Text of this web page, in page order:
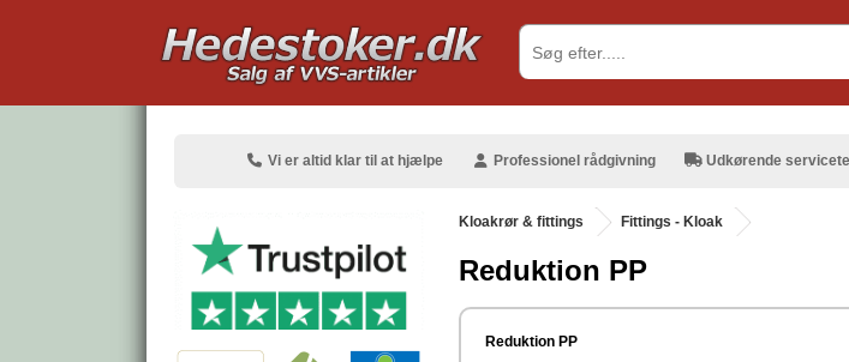
Vi er altid klar til at hjælpe Professionel rådgivning Udkørende
Kloakrør & fittings Fittings - Kloak
Reduktion PP
Reduktion PP